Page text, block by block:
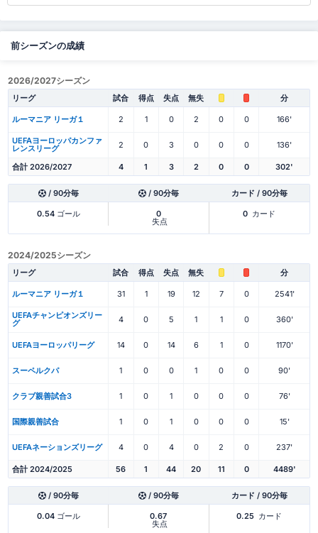
前シーズンの成績
2026/2027シーズン
リーグ 試合 得点 失点 無失 分
ルーマニア リーガ１ 2 1 0 2 0 0 166'
UEFAヨーロッパカンファ
レンスリーグ 2 0 3 0 0 0 136'
合計 2026/2027 4 1 3 2 0 0 302'
/ 90分毎 / 90分毎 カード / 90分毎
0.54ゴール 0
失点
0 カード
2024/2025シーズン
リーグ 試合 得点 失点 無失 分
ルーマニア リーガ１ 31 1 19 12 7 0 2541'
UEFAチャンピオンズリー
グ 4 0 5 1 1 0 360'
UEFAヨーロッパリーグ 14 0 14 6 1 0 1170'
スーペルクパ 1 0 0 1 0 0 90'
クラブ親善試合3 1 0 1 0 0 0 76'
国際親善試合 1 0 1 0 0 0 15'
UEFAネーションズリーグ 4 0 4 0 2 0 237'
合計 2024/2025 56 1 44 20 11 0 4489'
/ 90分毎 / 90分毎 カード / 90分毎
0.04ゴール 0.67
失点
0.25 カード